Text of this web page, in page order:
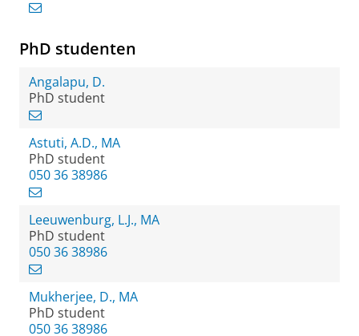
PhD studenten
Angalapu, D.
PhD student
Astuti, A.D., MA
PhD student
050 36 38986
Leeuwenburg, L.J., MA
PhD student
050 36 38986
Mukherjee, D., MA
PhD student
050 36 38986